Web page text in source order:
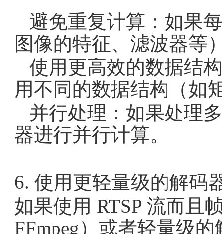
避免重复计算：如果
图像的特征、滤波器等
使用更高效的数据结
用不同的数据结构（如
并行处理：如果处理
器进行并行计算。
6. 使用更轻量级的解码
如果使用 RTSP 流而且
FFmpeg）或者轻量级